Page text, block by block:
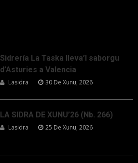
Sidrería La Taska lleva’l saborgu
d’Asturies a Valencia
Lasidra 30 De Xunu, 2026
LA SIDRA DE XUNU’26 (Nb. 266)
Lasidra 25 De Xunu, 2026